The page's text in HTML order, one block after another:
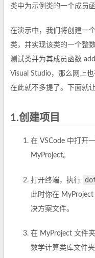
类中为示例类的一个成员
在演示中，我们将创建一
类，并实现该类的一个整
测试类并为其成员函数
Visual Studio，那么网上
在此就不多提了。下面就
1.创建项目
在 VSCode 中打开
MyProject。
打开终端，执行
此时你在
决方案文件。
在 MyProject 文件
数学计算类库文件夹